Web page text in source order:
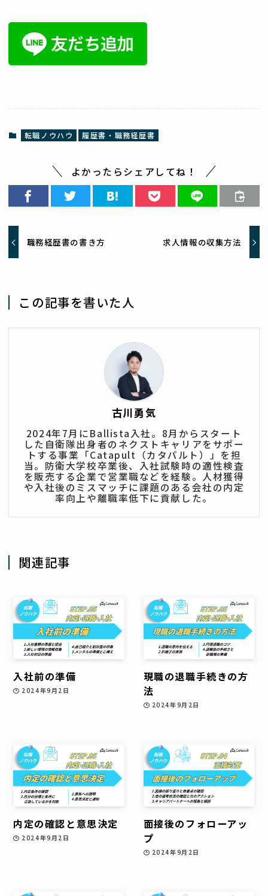
転職ノウハウ 履歴書・職務経歴書
よかったらシェアしてね！
職務経歴書の書き方 求人情報の収集方法
この記事を書いた人
古川勇気
2024年7月にBallista入社。8月からスタート
した自衛隊出身者のネクストキャリアをサポー
トする事業「Catapult（カタパルト）」を担
当。防衛大学校卒業後、入社試験時の適性検査
を販売する企業で営業職などを経験。人材獲得
や入社後のミスマッチに課題のある会社の内定
率向上や離職率低下に貢献した。
関連記事
入社前の準備
2024年9月2日
現職の退職手続きの方
法
2024年9月2日
内定の確認と意思決定
2024年9月2日
面接後のフォローアッ
プ
2024年9月2日